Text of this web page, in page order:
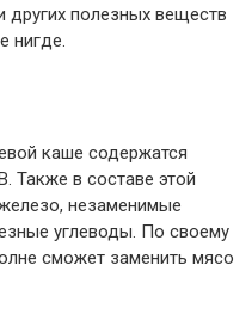
других полезных веществ
нигде.
каше содержатся
Также в составе этой
незаменимые
углеводы. По своему
сможет заменить мясо